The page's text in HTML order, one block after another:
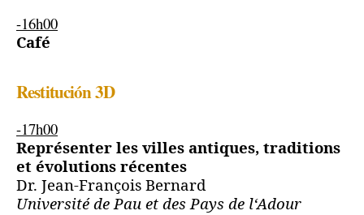
-16h00
Café
Restitución 3D
-17h00
Représenter les villes antiques, traditions
et évolutions récentes
Dr. Jean-François Bernard
Université de Pau et des Pays de l‘Adour